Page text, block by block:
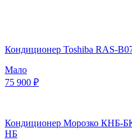
Кондиционер Toshiba RAS-
Мало
75 900 ₽
Кондиционер Морозко
НБ